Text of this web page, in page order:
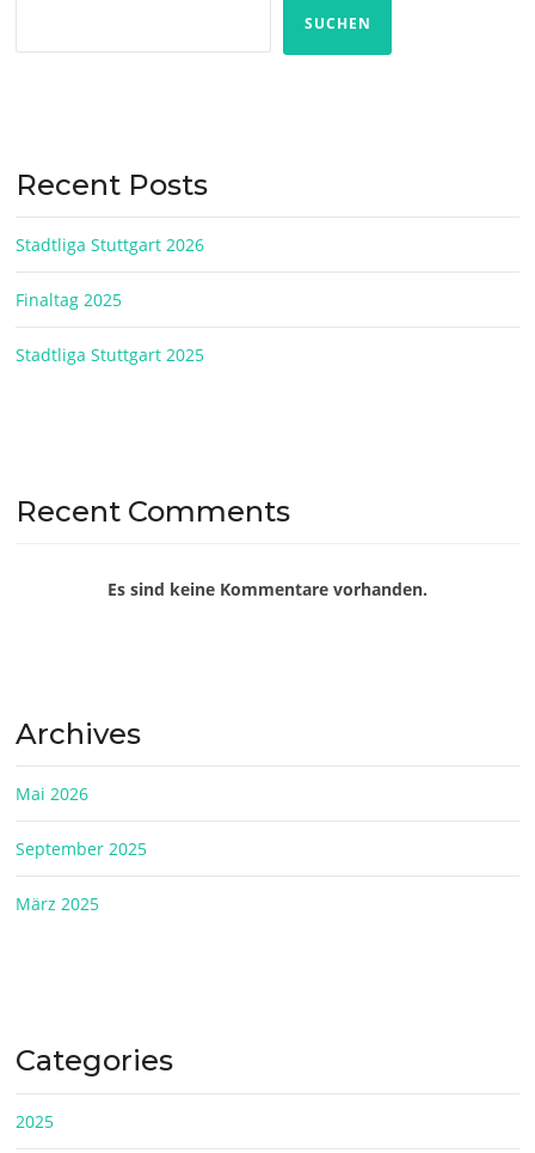
SUCHEN
Recent Posts
Stadtliga Stuttgart 2026
Finaltag 2025
Stadtliga Stuttgart 2025
Recent Comments
Es sind keine Kommentare vorhanden.
Archives
Mai 2026
September 2025
März 2025
Categories
2025